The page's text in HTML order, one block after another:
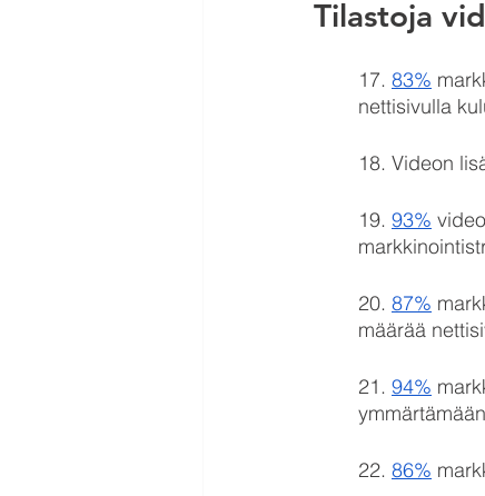
Tilastoja
17. 83%
nettisivulla
18. Videon
19. 93%
20. 87%
määrää
21. 94%
22. 86%